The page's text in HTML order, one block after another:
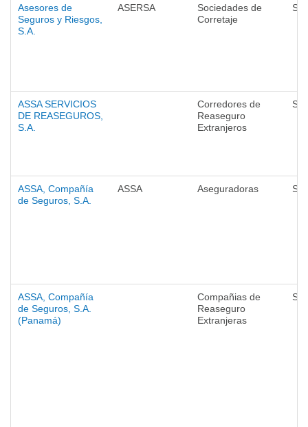
Asesores de
Seguros y Riesgos,
S.A.
ASERSA
Sociedades de
Corretaje
ASSA SERVICIOS
DE REASEGUROS,
S.A.
Corredores de
Reaseguro
Extranjeros
ASSA, Compañía
de Seguros, S.A.
ASSA Aseguradoras
ASSA, Compañía
de Seguros, S.A.
(Panamá)
Compañias de
Reaseguro
Extranjeras